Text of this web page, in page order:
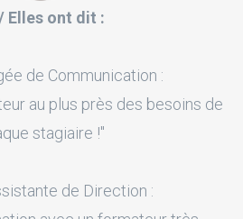
Elles ont dit :
de Communication :
au plus près des besoins de
stagiaire !"
de Direction :